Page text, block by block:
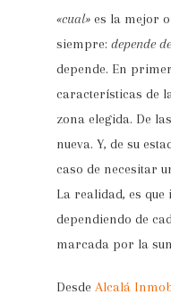
«cual» es la mejor
siempre:depende
depende. En
características de
zona elegida. De
nueva. Y, de su
caso de necesitar
La realidad, es
dependiendo de
marcada por la
DesdeAlcalá